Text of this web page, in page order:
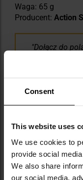
Consent
This website uses
We use cookies to
provide social
We also share
our social media,
Waga: 65 g
Producent: Action
Dołącz do
Po 7,4V o
rozmiarów
graczy ASG,
do niemalże
długi czas
cenią sobie
trwałość.
jest lekki i nie